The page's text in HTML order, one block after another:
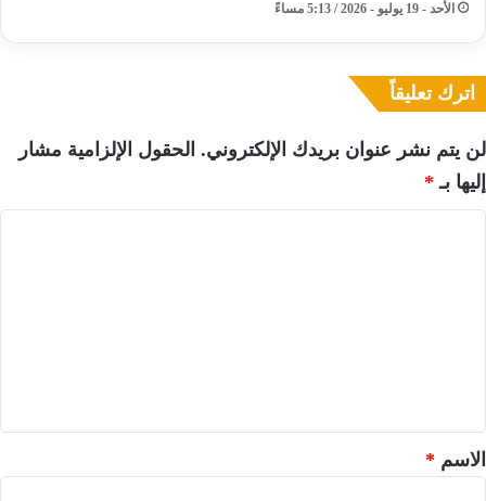
الأحد - 19 يوليو - 2026 / 5:13 مساءً
اترك تعليقاً
لن يتم نشر عنوان بريدك الإلكتروني. الحقول الإلزامية مشار
إليها بـ *
*الاسم *